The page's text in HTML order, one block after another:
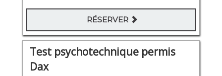
RÉSERVER
Test psychotechnique permis
Dax